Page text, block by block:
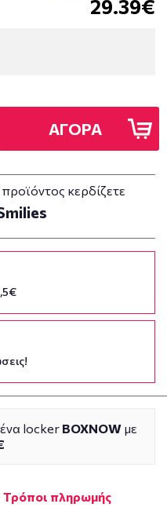
29.39€
ΑΓΟΡΑ
κερδίζετε
locker BOXNOW με
Τρόποι πληρωμής